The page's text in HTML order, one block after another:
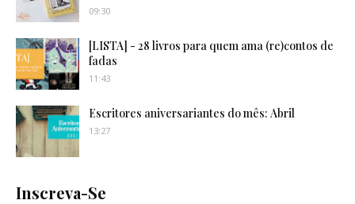
09:30
[LISTA] - 28 livros para quem ama (re)contos de
fadas
11:43
Escritores aniversariantes do mês: Abril
13:27
Inscreva-Se